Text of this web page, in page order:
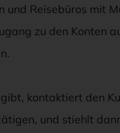
und Reisebüros mit
zu den Konten
kontaktiert den
und stiehlt